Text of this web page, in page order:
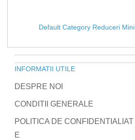
Default Category Reduceri Mini
INFORMATII UTILE
DESPRE NOI
CONDITII GENERALE
POLITICA DE CONFIDENTIALIAT
E